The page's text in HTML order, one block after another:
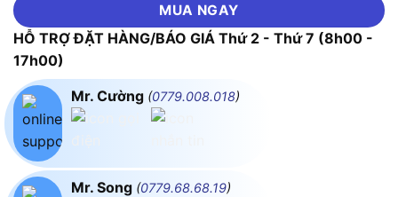
MUA NGAY
HỖ TRỢ ĐẶT HÀNG/BÁO GIÁ Thứ 2 - Thứ 7 (8h00 -
17h00)
Mr. Cường (0779.008.018)
Mr. Song (0779.68.68.19)